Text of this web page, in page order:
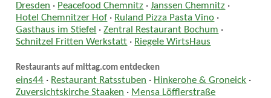
Dresden · Peacefood Chemnitz ·Janssen Chemnitz ·
Hotel Chemnitzer Hof · Ruland Pizza Pasta Vino ·
Gasthaus im Stiefel ·Zentral Restaurant Bochum ·
Schnitzel Fritten Werkstatt · Riegele WirtsHaus
Restaurants auf mittag.com entdecken
eins44 · Restaurant Ratsstuben · Hinkerohe & Groneick ·
Zuversichtskirche Staaken · Mensa Löfflerstraße